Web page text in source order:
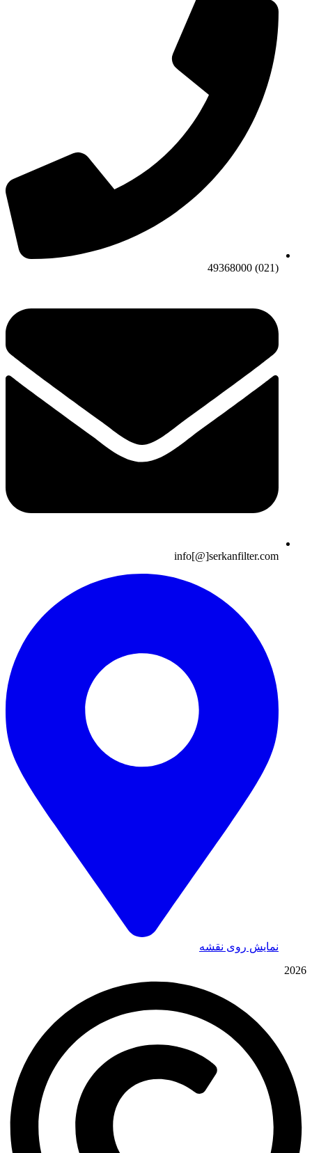
(021) 49368000
info[@]serkanfilter.com
نمایش روی نقشه
2026